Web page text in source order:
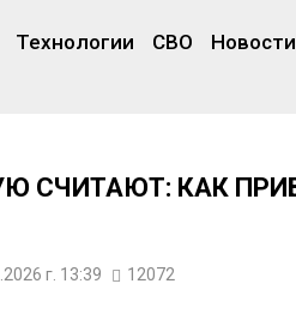
Технологии СВО
СЧИТАЮТ: КАК
г. 13:39 12072